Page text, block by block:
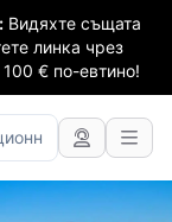
Видяхте същата
линка чрез
€ по-евтино!